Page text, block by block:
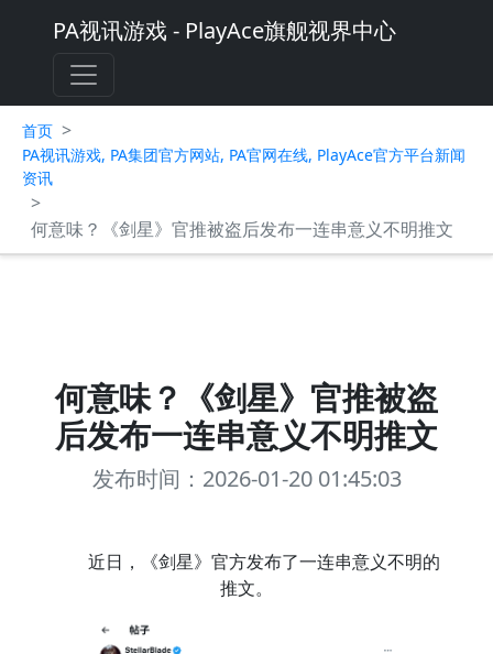
PA视讯游戏 - PlayAce旗舰视界中心
首页 >
PA视讯游戏, PA集团官方网站, PA官网在线, PlayAce官方平台新闻
资讯
>
何意味？《剑星》官推被盗后发布一连串意义不明推文
何意味？《剑星》官推被盗
后发布一连串意义不明推文
发布时间：2026-01-20 01:45:03
近日，《剑星》官方发布了一连串意义不明的
推文。